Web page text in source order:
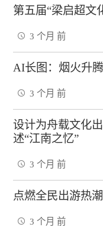
第五届“梁启超文
3 个月 前
AI长图：烟火升
3 个月 前
设计为舟载文化
述“江南之忆”
3 个月 前
点燃全民出游热
3 个月 前